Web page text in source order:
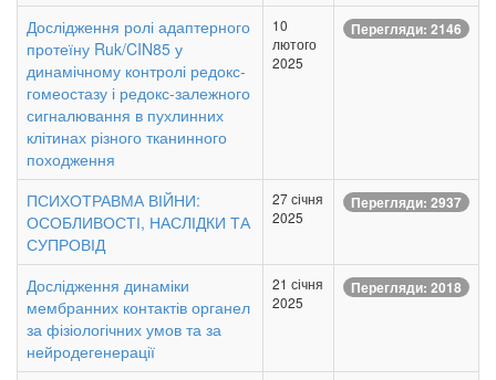
Дослідження ролі адаптерного
протеїну Ruk/CIN85 у
динамічному контролі редокс-
гомеостазу і редокс-залежного
сигналювання в пухлинних
клітинах різного тканинного
походження
10
лютого
2025
Перегляди: 2146
ПСИХОТРАВМА ВІЙНИ:
ОСОБЛИВОСТІ, НАСЛІДКИ ТА
СУПРОВІД
27 січня
2025
Перегляди: 2937
Дослідження динаміки
мембранних контактів органел
за фізіологічних умов та за
нейродегенерації
21 січня
2025
Перегляди: 2018